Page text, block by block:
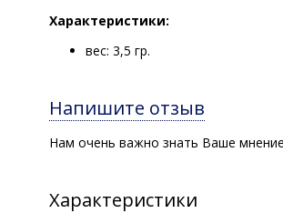
Характеристики:
вес: 3,5 гр.
Напишите отзыв
Нам очень важно знать Ваше
Характеристики